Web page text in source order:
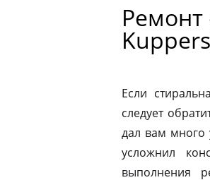
Если
следует
дал вам много
усложнил
выполнения